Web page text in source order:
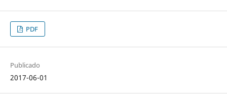
PDF
Publicado
2017-06-01